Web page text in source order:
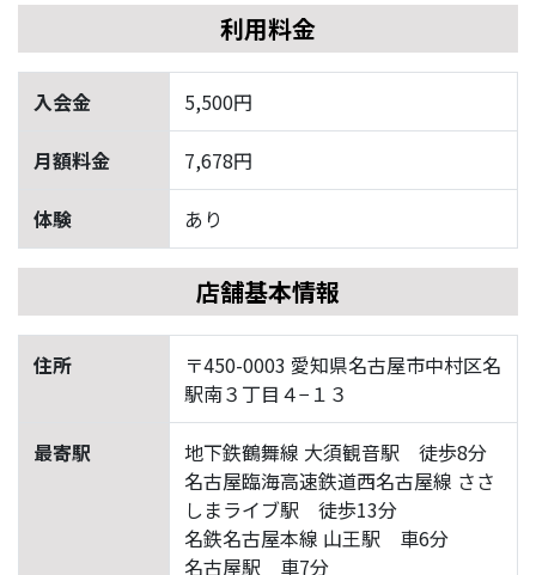
利用料金
入会金 5,500円
月額料金 7,678円
体験 あり
店舗基本情報
住所
〒450-0003 愛知県名古屋市中村区名
駅南３丁目４−１３
最寄駅
地下鉄鶴舞線 大須観音駅 徒歩8分
名古屋臨海高速鉄道西名古屋線 ささ
しまライブ駅 徒歩13分
名鉄名古屋本線 山王駅 車6分
名古屋駅 車7分